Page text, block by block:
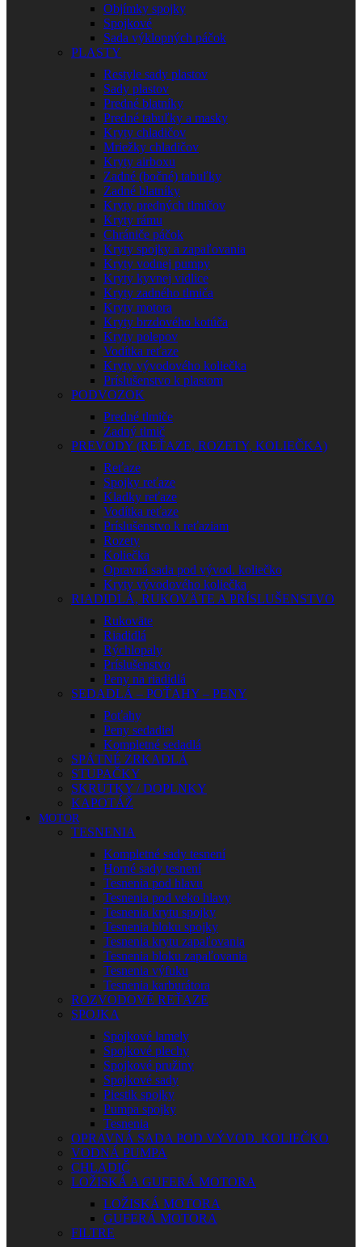
Objímky spojky
Spojkové
Sada výklopných páčok
PLASTY
Restyle sady plastov
Sady plastov
Predné blatníky
Predné tabuľky a masky
Kryty chladičov
Mriežky chladičov
Kryty airboxu
Zadné (bočné) tabuľky
Zadné blatníky
Kryty predných tlmičov
Kryty rámu
Chrániče páčok
Kryty spojky a zapaľovania
Kryty vodnej pumpy
Kryty kyvnej vidlice
Kryty zadného tlmiča
Kryty motora
Kryty brzdového kotúča
Kryty polepov
Vodítka reťaze
Kryty vývodového koliečka
Príslušenstvo k plastom
PODVOZOK
Predné tlmiče
Zadný tlmič
PREVODY (REŤAZE, ROZETY, KOLIEČKA)
Reťaze
Spojky reťaze
Kladky reťaze
Vodítka reťaze
Príslušenstvo k reťaziam
Rozety
Koliečka
Opravná sada pod vývod. koliečko
Kryty vývodového koliečka
RIADIDLÁ, RUKOVÄTE A PRÍSLUŠENSTVO
Rukoväte
Riadidlá
Rýchlopaly
Príslušenstvo
Peny na riadidlá
SEDADLÁ – POŤAHY – PENY
Poťahy
Peny sedadiel
Kompletné sedadlá
SPÄTNÉ ZRKADLÁ
STUPAČKY
SKRUTKY / DOPLNKY
KAPOTÁŽ
MOTOR
TESNENIA
Kompletné sady tesnení
Horné sady tesnení
Tesnenia pod hlavu
Tesnenia pod veko hlavy
Tesnenia krytu spojky
Tesnenia bloku spojky
Tesnenia krytu zapaľovania
Tesnenia bloku zapaľovania
Tesnenia výfuku
Tesnenia karburátora
ROZVODOVÉ REŤAZE
SPOJKA
Spojkové lamely
Spojkové plechy
Spojkové pružiny
Spojkové sady
Piestik spojky
Pumpa spojky
Tesnenia
OPRAVNÁ SADA POD VÝVOD. KOLIEČKO
VODNÁ PUMPA
CHLADIČ
LOŽISKÁ A GUFERÁ MOTORA
LOŽISKÁ MOTORA
GUFERÁ MOTORA
FILTRE